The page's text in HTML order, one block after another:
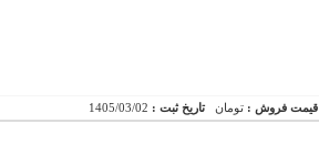
قیمت فروش : تومانتاریخ ثبت : 1405/03/02